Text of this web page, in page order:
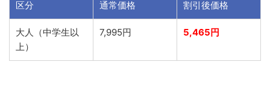
区分 通常価格 割引後価格
大人（中学生以
上）
7,995円 5,465円